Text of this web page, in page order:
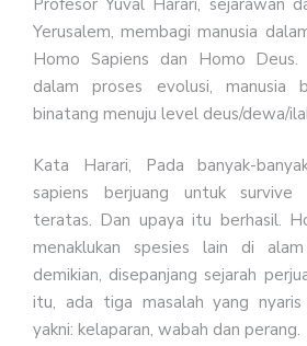
Yerusalem, membagi manusia
Homo Sapiens dan Homo Deus.
dalam proses evolusi, manusia
binatang menuju level deus/dewa/
Kata Harari, Pada banyak-
sapiens berjuang untuk survive
teratas. Dan upaya itu berhasil.
menaklukan spesies lain di
demikian, disepanjang sejarah
itu, ada tiga masalah yang
yakni: kelaparan, wabah dan perang.